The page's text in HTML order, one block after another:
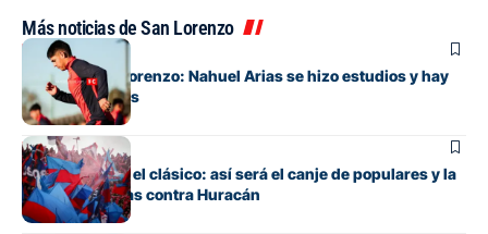
Más noticias de San Lorenzo
Fútbol
Alivio en San Lorenzo: Nahuel Arias se hizo estudios y hay
buenas noticias
Fútbol
Todo listo para el clásico: así será el canje de populares y la
venta de plateas contra Huracán